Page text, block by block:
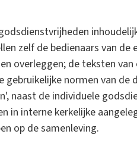
zelf de bedienaars van
overleggen; de teksten
gebruikelijke normen van
naast de individuele
in interne kerkelijke
op de samenleving.